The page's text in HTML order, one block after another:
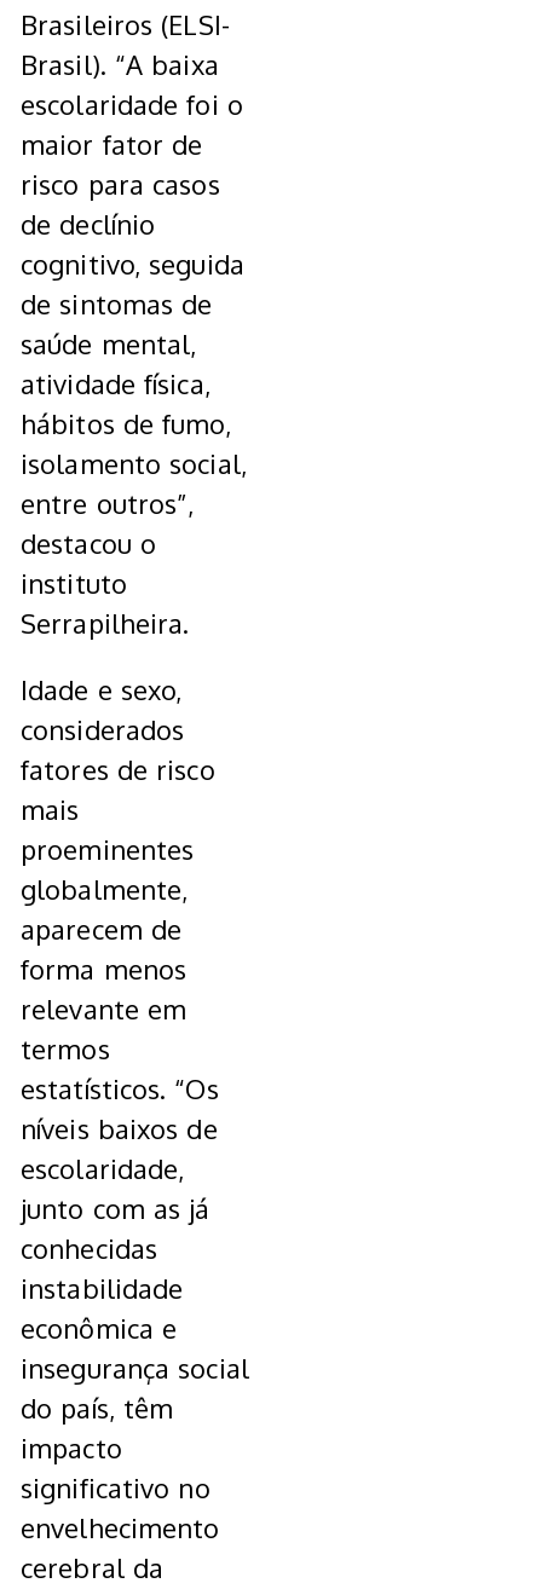
Brasileiros (ELSI-
Brasil). “A baixa
escolaridade foi o
maior fator de
risco para casos
de declínio
cognitivo, seguida
de sintomas de
saúde mental,
atividade física,
hábitos de fumo,
isolamento social,
entre outros”,
destacou o
instituto
Serrapilheira.
Idade e sexo,
considerados
fatores de risco
mais
proeminentes
globalmente,
aparecem de
forma menos
relevante em
termos
estatísticos. “Os
níveis baixos de
escolaridade,
junto com as já
conhecidas
instabilidade
econômica e
insegurança social
do país, têm
impacto
significativo no
envelhecimento
cerebral da